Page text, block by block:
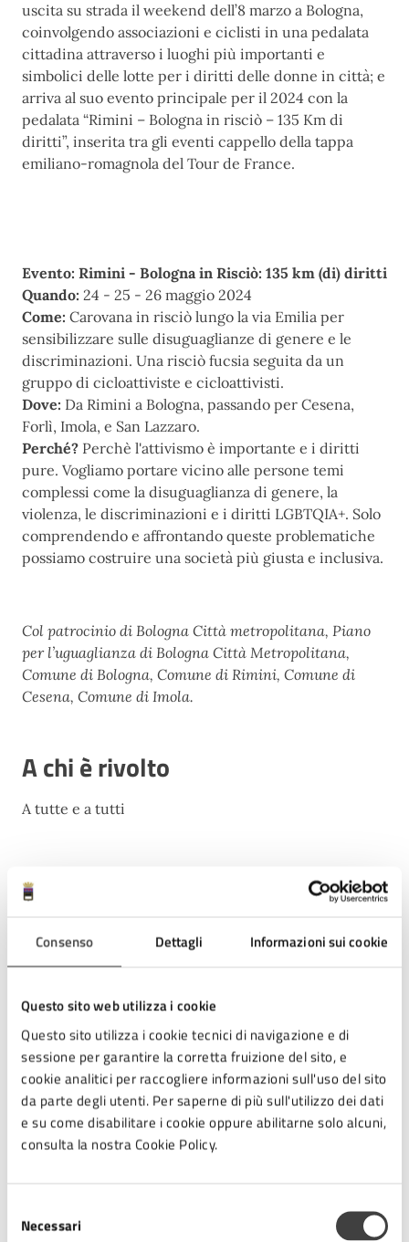
Consenso Dettagli Informazioni sui cookie
Questo sito web utilizza i cookie
Questo sito utilizza i cookie tecnici di navigazione e di
sessione per garantire la corretta fruizione del sito, e
cookie analitici per raccogliere informazioni sull'uso del sito
da parte degli utenti. Per saperne di più sull'utilizzo dei dati
e su come disabilitare i cookie oppure abilitarne solo alcuni,
consulta la nostra Cookie Policy.
delNecessari
uscita su strada il weekend dell’8 marzo a Bologna,
coinvolgendo associazioni e ciclisti in una pedalata
cittadina attraverso i luoghi più importanti e
simbolici delle lotte per i diritti delle donne in città; e
arriva al suo evento principale per il 2024 con la
pedalata “Rimini – Bologna in risciò – 135 Km di
diritti”, inserita tra gli eventi cappello della tappa
emiliano-romagnola del Tour de France.
Evento: Rimini - Bologna in Risciò: 135 km (di) diritti
Quando: 24 - 25 - 26 maggio 2024
Come: Carovana in risciò lungo la via Emilia per
sensibilizzare sulle disuguaglianze di genere e le
discriminazioni. Una risciò fucsia seguita da un
gruppo di cicloattiviste e cicloattivisti.
Dove: Da Rimini a Bologna, passando per Cesena,
Forlì, Imola, e San Lazzaro.
Perché? Perchè l'attivismo è importante e i diritti
pure. Vogliamo portare vicino alle persone temi
complessi come la disuguaglianza di genere, la
violenza, le discriminazioni e i diritti LGBTQIA+. Solo
comprendendo e affrontando queste problematiche
possiamo costruire una società più giusta e inclusiva.
Col patrocinio di Bologna Città metropolitana, Piano
per l’uguaglianza di Bologna Città Metropolitana,
Comune di Bologna, Comune di Rimini, Comune di
Cesena, Comune di Imola.
A chi è rivolto
A tutte e a tutti
Date e orari
24
25
MAG
09:00 - Fine evento
Evento gratuito